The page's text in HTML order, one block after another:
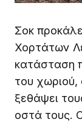
Σοκ
Χορτάτων
κατάσταση
του χωριού,
ξεθάψει
οστά τους.